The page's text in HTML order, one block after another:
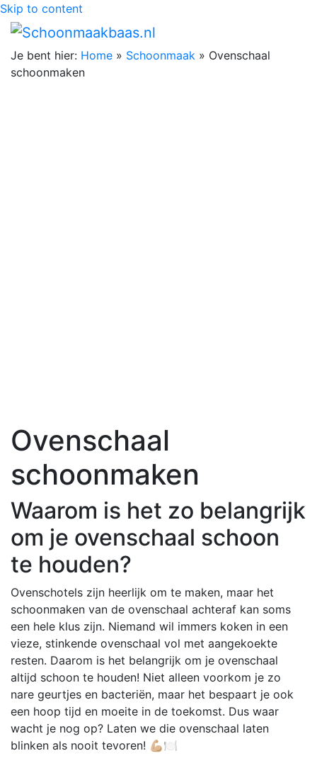
Skip to content
Je bent hier: Home » Schoonmaak » Ovenschaal
schoonmaken
Ovenschaal
schoonmaken
Waarom is het zo belangrijk
om je ovenschaal schoon
te houden?
Ovenschotels zijn heerlijk om te maken, maar het
schoonmaken van de ovenschaal achteraf kan soms
een hele klus zijn. Niemand wil immers koken in een
vieze, stinkende ovenschaal vol met aangekoekte
resten. Daarom is het belangrijk om je ovenschaal
altijd schoon te houden! Niet alleen voorkom je zo
nare geurtjes en bacteriën, maar het bespaart je ook
een hoop tijd en moeite in de toekomst. Dus waar
wacht je nog op? Laten we die ovenschaal laten
blinken als nooit tevoren! 💪🏼🍽️